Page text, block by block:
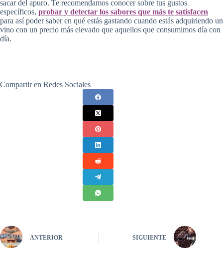
sacar del apuro. Te recomendamos conocer sobre tus gustos
específicos, probar y detectar los sabores que más te satisfacen
para así poder saber en qué estás gastando cuando estás adquiriendo un
vino con un precio más elevado que aquellos que consumimos día con
día.
Compartir en Redes Sociales
ANTERIOR SIGUIENTE